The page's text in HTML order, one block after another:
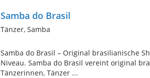
Samba do Brasil
Tänzer, Samba
Samba do Brasil – Original brasilianische
Niveau. Samba do Brasil vereint original
Tänzerinnen, Tänzer ...